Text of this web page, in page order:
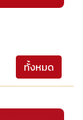
ทั้งหมด